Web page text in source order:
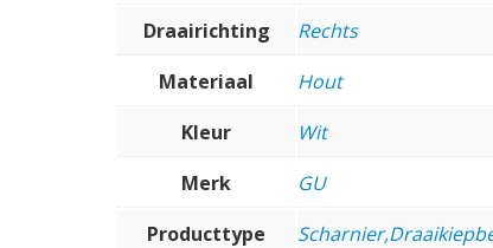
Draairichting
Rechts
Materiaal
Hout
Kleur
Wit
Merk
GU
Producttype